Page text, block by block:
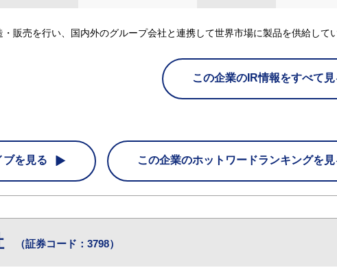
販売を行い、国内外のグループ会社と連携して世界市場に製品を供給して
この企業のIR情報をすべて見
ブを見る この企業のホットワードランキングを見
（証券コード：3798）